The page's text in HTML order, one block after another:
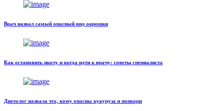
Врач назвал самый опасный вид окрошки
Как остановить икоту и когда идти к врачу: советы специалиста
Диетолог назвала тех, кому опасны кукуруза и попкорн